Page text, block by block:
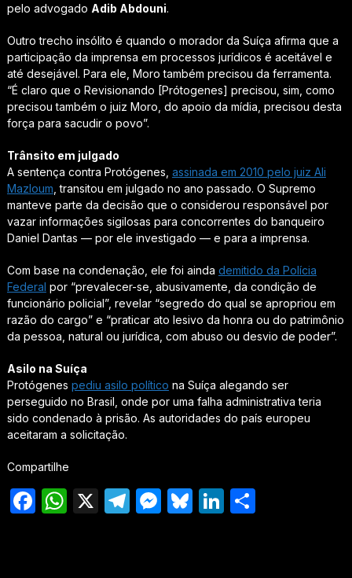
pelo advogado Adib Abdouni.
Outro trecho insólito é quando o morador da Suíça afirma que a
participação da imprensa em processos jurídicos é aceitável e
até desejável. Para ele, Moro também precisou da ferramenta.
“É claro que o Revisionando [Prótogenes] precisou, sim, como
precisou também o juiz Moro, do apoio da mídia, precisou desta
força para sacudir o povo”.
Trânsito em julgado
A sentença contra Protógenes, assinada em 2010 pelo juiz Ali
Mazloum , transitou em julgado no ano passado. O Supremo
manteve parte da decisão que o considerou responsável por
vazar informações sigilosas para concorrentes do banqueiro
Daniel Dantas — por ele investigado — e para a imprensa.
Com base na condenação, ele foi ainda demitido da Polícia
Federal por “prevalecer-se, abusivamente, da condição de
funcionário policial”, revelar “segredo do qual se apropriou em
razão do cargo” e “praticar ato lesivo da honra ou do patrimônio
da pessoa, natural ou jurídica, com abuso ou desvio de poder”.
Asilo na Suíça
Protógenes pediu asilo político na Suíça alegando ser
perseguido no Brasil, onde por uma falha administrativa teria
sido condenado à prisão. As autoridades do país europeu
aceitaram a solicitação.
Compartilhe
Facebook
WhatsApp
X Telegram
Messenger
Bluesky
LinkedIn
Share